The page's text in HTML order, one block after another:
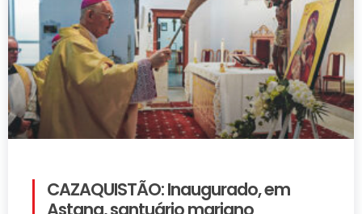
CAZAQUISTÃO: Inaugurado, em